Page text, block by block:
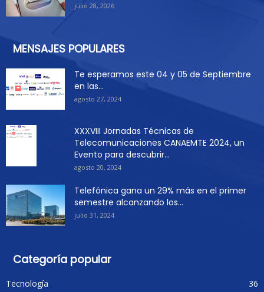
julio 28, 2026
MENSAJES POPULARES
Te esperamos este 04 y 05 de Septiembre
en las...
agosto 27, 2024
XXXVIII Jornadas Técnicas de
Telecomunicaciones CANAEMTE 2024, un
Evento para descubrir...
agosto 20, 2024
Telefónica gana un 29% más en el primer
semestre alcanzando los...
julio 31, 2024
Categoría popular
Tecnología
36